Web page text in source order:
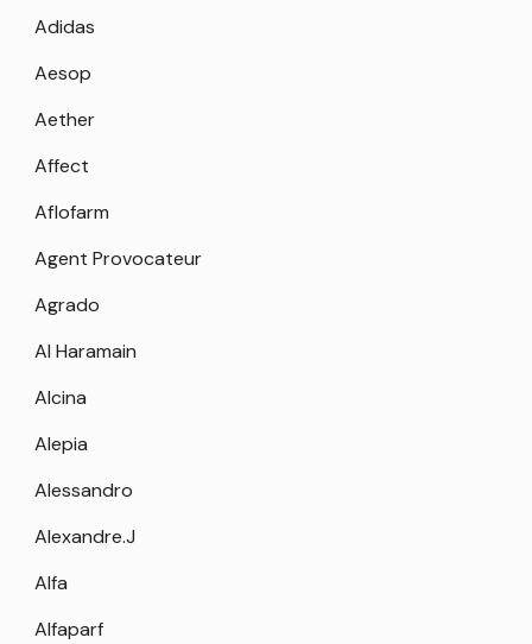
Adidas
Aesop
Aether
Affect
Aflofarm
Agent Provocateur
Agrado
Al Haramain
Alcina
Alepia
Alessandro
Alexandre.J
Alfa
Alfaparf